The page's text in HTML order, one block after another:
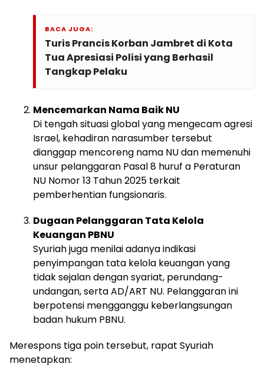
BACA JUGA:
Turis Prancis Korban Jambret di Kota
Tua Apresiasi Polisi yang Berhasil
Tangkap Pelaku
Mencemarkan Nama Baik NU
Di tengah situasi global yang mengecam agresi
Israel, kehadiran narasumber tersebut
dianggap mencoreng nama NU dan memenuhi
unsur pelanggaran Pasal 8 huruf a Peraturan
NU Nomor 13 Tahun 2025 terkait
pemberhentian fungsionaris.
Dugaan Pelanggaran Tata Kelola
Keuangan PBNU
Syuriah juga menilai adanya indikasi
penyimpangan tata kelola keuangan yang
tidak sejalan dengan syariat, perundang-
undangan, serta AD/ART NU. Pelanggaran ini
berpotensi mengganggu keberlangsungan
badan hukum PBNU.
Merespons tiga poin tersebut, rapat Syuriah
menetapkan: